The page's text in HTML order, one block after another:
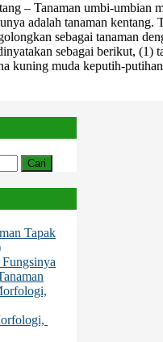
– Tanaman umbi-umbian
adalah tanaman kentang.
sebagai tanaman
sebagai berikut, (1)
kuning muda keputih-
Tapak